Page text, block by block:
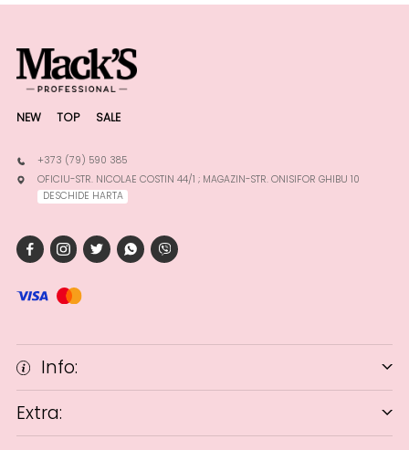
NEW TOP SALE
+373 (79) 590 385
OFICIU-STR. NICOLAE COSTIN 44/1 ; MAGAZIN-STR. ONISIFOR GHIBU 10
DESCHIDE HARTA
Info:
Extra: